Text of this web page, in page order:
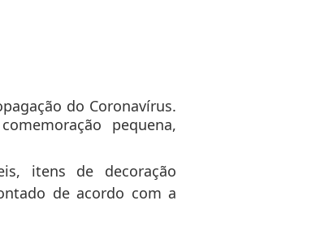
do Coronavírus.
pequena,
itens de decoração
de acordo com a